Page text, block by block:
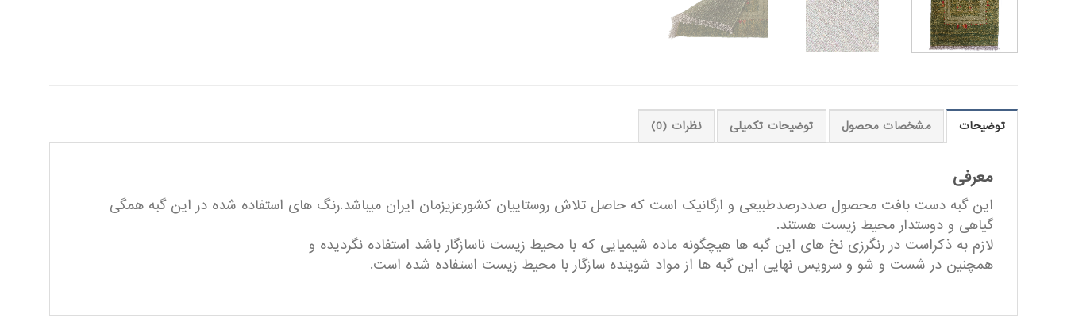
توضیحات مشخصات محصول توضیحات تکمیلی نظرات (0)
معرفی
این گبه دست بافت محصول صددرصدطبیعی و ارگانیک است که حاصل تلاش روستاییان کشورعزیزمان ایران میباشد.رنگ های استفاده شده در این گبه همگی
گیاهی و دوستدار محیط زیست هستند.
لازم به ذکراست در رنگرزی نخ های این گبه ها هیچگونه ماده شیمیایی که با محیط زیست ناسازگار باشد استفاده نگردیده و
همچنین در شست و شو و سرویس نهایی این گبه ها از مواد شوینده سازگار با محیط زیست استفاده شده است.